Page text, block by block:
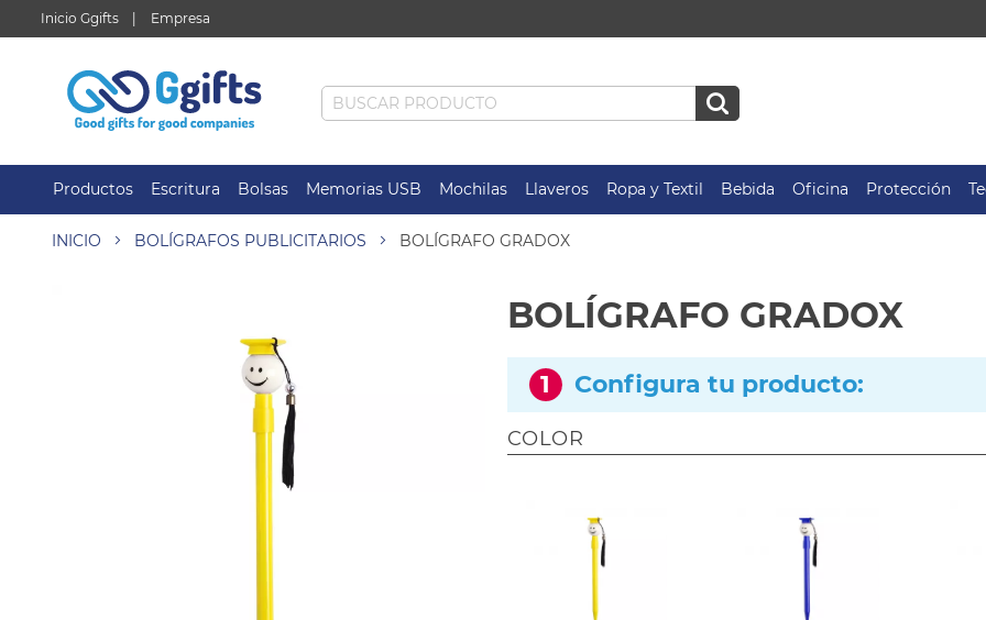
Inicio Ggifts Empresa
Productos Escritura Bolsas Memorias USB Mochilas Llaveros Ropa y Textil Bebida Oficina Protección
INICIO BOLÍGRAFOS PUBLICITARIOS BOLÍGRAFO GRADOX
BOLÍGRAFO GRADOX
1 Configura tu producto:
COLOR